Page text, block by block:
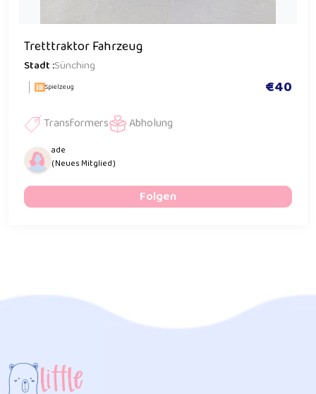
Tretttraktor Fahrzeug
Stadt :Sünching
Spielzeug €40
Transformers Abholung
ade
( Neues Mitglied )
Folgen